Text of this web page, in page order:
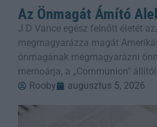
Az Önmagát Ámító
J D Vance egész felnőtt életét
megmagyarázza magát
önmagának megmagyarázni
memoárja, a „Communion"
Rooby
augusztus 5, 2026